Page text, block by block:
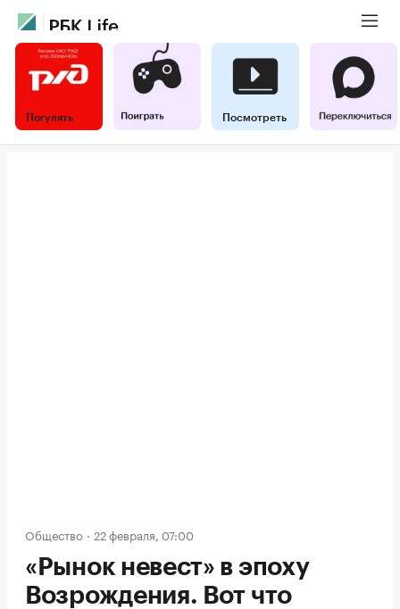
Погулять Посмотреть
Общество 22 февраля, 07:00
«Рынок невест» в эпоху
Возрождения. Вот что